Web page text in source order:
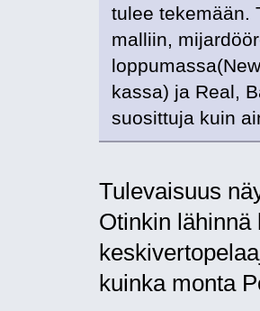
tulee tekemään.
malliin,
kassa) ja Real,
suosittuja kuin
Tulevaisuus
Otinkin lähinnä
kuinka monta